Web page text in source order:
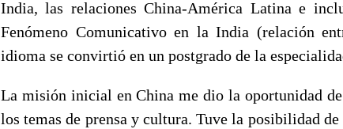
India, las relaciones China-América Latina e
Fenómeno Comunicativo en la India (relación
idioma se convirtió en un postgrado de la
La misión inicial en China me dio la oportunidad
los temas de prensa y cultura. Tuve la posibilidad